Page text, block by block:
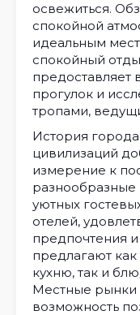
освежиться.
спокойной
идеальным
спокойный
предоставляет
прогулок и
тропами,
История
цивилизаций
измерение к
уютных
отелей,
предпочтения
предлагают
кухню, так и
Местные рынки
возможность